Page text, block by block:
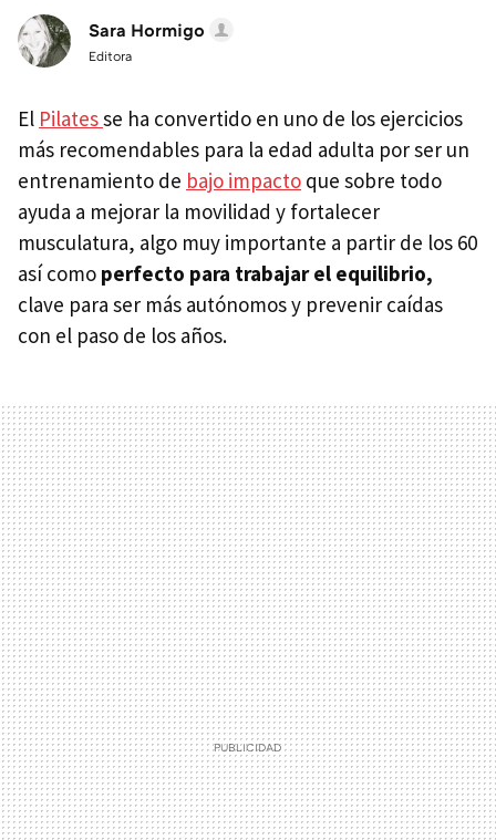
Sara Hormigo
Editora
El Pilatesse ha convertido en uno de los ejercicios
más recomendables para la edad adulta por ser un
entrenamiento de bajo impacto que sobre todo
ayuda a mejorar la movilidad y fortalecer
musculatura, algo muy importante a partir de los 60
así como perfecto para trabajar el equilibrio,
clave para ser más autónomos y prevenir caídas
con el paso de los años.